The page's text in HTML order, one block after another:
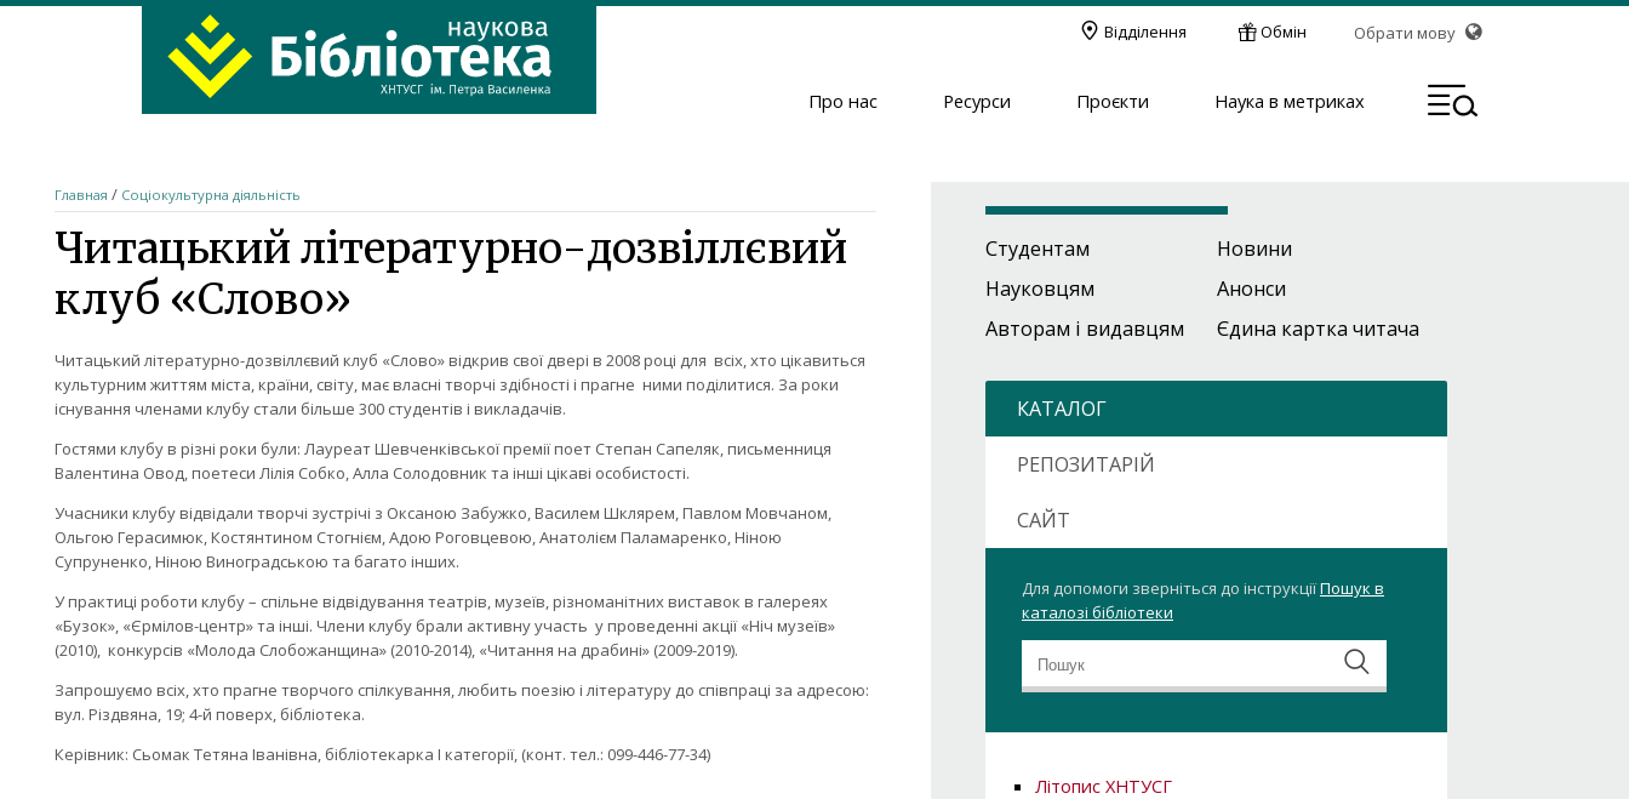
ХНТУСГ
Home
Відділення Обмін Обрати мову
Header
Про нас Ресурси Проєкти Наука в метриках
Главная / Соціокультурна діяльність
Читацький літературно-дозвіллєвий
клуб «Слово»
Читацький літературно-дозвіллєвий клуб «Слово» відкрив свої двері в 2008 році для всіх, хто цікавиться
культурним життям міста, країни, світу, має власні творчі здібності і прагне ними поділитися. За роки
існування членами клубу стали більше 300 студентів і викладачів.
Гостями клубу в різні роки були: Лауреат Шевченківської премії поет Степан Сапеляк, письменниця
Валентина Овод, поетеси Лілія Собко, Алла Солодовник та інші цікаві особистості.
Учасники клубу відвідали творчі зустрічі з Оксаною Забужко, Василем Шклярем, Павлом Мовчаном,
Ольгою Герасимюк, Костянтином Стогнієм, Адою Роговцевою, Анатолієм Паламаренко, Ніною
Супруненко, Ніною Виноградською та багато інших.
У практиці роботи клубу – спільне відвідування театрів, музеїв, різноманітних виставок в галереях
«Бузок», «Єрмілов-центр» та інші. Члени клубу брали активну участь у проведенні акції «Ніч музеїв»
(2010), конкурсів «Молода Слобожанщина» (2010-2014), «Читання на драбині» (2009-2019).
Запрошуємо всіх, хто прагне творчого спілкування, любить поезію і літературу до співпраці за адресою:
вул. Різдвяна, 19; 4-й поверх, бібліотека.
Керівник: Сьомак Тетяна Іванівна, бібліотекарка І категорії, (конт. тел.: 099-446-77-34)
Студентам
Науковцям
Авторам і видавцям
Новини
Анонси
Єдина картка читача
КАТАЛОГ
Для допомоги зверніться до інструкціїПошук в
каталозі бібліотеки
РЕПОЗИТАРІЙ
САЙТ
Літопис ХНТУСГ